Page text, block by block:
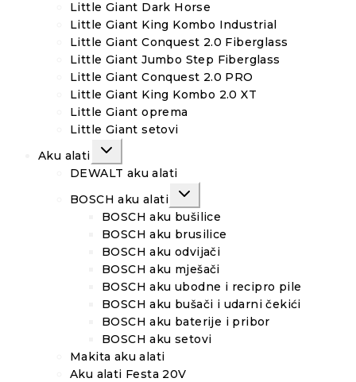
Little Giant Dark Horse
Little Giant King Kombo Industrial
Little Giant Conquest 2.0 Fiberglass
Little Giant Jumbo Step Fiberglass
Little Giant Conquest 2.0 PRO
Little Giant King Kombo 2.0 XT
Little Giant oprema
Little Giant setovi
Aku alati
TOGGLE
MENU
DEWALT aku alati
BOSCH aku alati
TOGGLE
MENU
BOSCH aku bušilice
BOSCH aku brusilice
BOSCH aku odvijači
BOSCH aku mješači
BOSCH aku ubodne i recipro pile
BOSCH aku bušači i udarni čekići
BOSCH aku baterije i pribor
BOSCH aku setovi
Makita aku alati
Aku alati Festa 20V